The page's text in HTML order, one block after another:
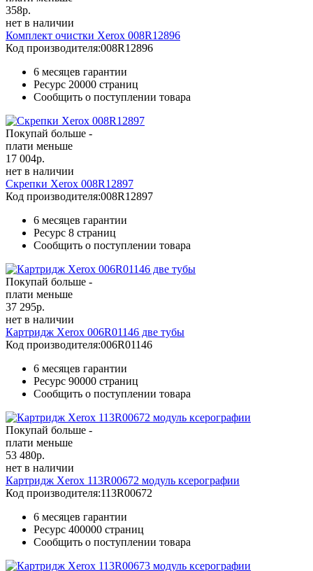
358р.
нет в наличии
Комплект очистки Xerox 008R12896
Код производителя:008R12896
6 месяцев гарантии
Ресурс 20000 страниц
Сообщить о поступлении товара
Покупай больше -
плати меньше
17 004р.
нет в наличии
Скрепки Xerox 008R12897
Код производителя:008R12897
6 месяцев гарантии
Ресурс 8 страниц
Сообщить о поступлении товара
Покупай больше -
плати меньше
37 295р.
нет в наличии
Картридж Xerox 006R01146 две тубы
Код производителя:006R01146
6 месяцев гарантии
Ресурс 90000 страниц
Сообщить о поступлении товара
Покупай больше -
плати меньше
53 480р.
нет в наличии
Картридж Xerox 113R00672 модуль ксерографии
Код производителя:113R00672
6 месяцев гарантии
Ресурс 400000 страниц
Сообщить о поступлении товара